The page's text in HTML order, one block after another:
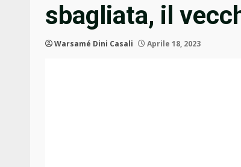
sbagliata, il
Warsamé Dini Casali Aprile 18, 2023